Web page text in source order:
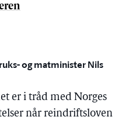
og matminister Nils
er i tråd med Norges
når reindriftsloven